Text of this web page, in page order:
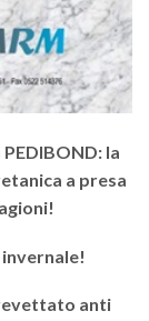
la
a presa
anti